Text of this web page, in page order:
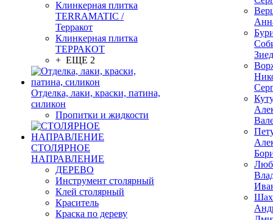
Клинкерная плитка
TERRAMATIC /
Терракот
Клинкерная плитка
ТЕРРАКОТ
+ ЕЩЕ 2
Отделка, лаки, краски, патина,
силикон
Пропитки и жидкости
СТОЛЯРНОЕ
НАПРАВЛЕНИЕ
ДЕРЕВО
Инструмент столярный
Клей столярный
Краситель
Краска по дереву